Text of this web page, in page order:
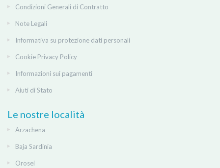
Condizioni Generali di Contratto
Note Legali
Informativa su protezione dati personali
Cookie Privacy Policy
Informazioni sui pagamenti
Aiuti di Stato
Le nostre località
Arzachena
Baja Sardinia
Orosei